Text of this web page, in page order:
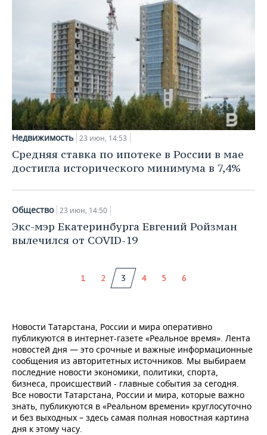
Недвижимость 23 июн, 14:53
Средняя ставка по ипотеке в России в мае
достигла исторического минимума в 7,4%
Общество 23 июн, 14:50
Экс-мэр Екатеринбурга Евгений Ройзман
вылечился от COVID-19
1 2 3 4 5 6
Новости Татарстана, России и мира оперативно
публикуются в интернет-газете «Реальное время». Лента
новостей дня — это срочные и важные информационные
сообщения из авторитетных источников. Мы выбираем
последние новости экономики, политики, спорта,
бизнеса, происшествий - главные события за сегодня.
Все новости Татарстана, России и мира, которые важно
знать, публикуются в «Реальном времени» круглосуточно
и без выходных – здесь самая полная новостная картина
дня к этому часу.